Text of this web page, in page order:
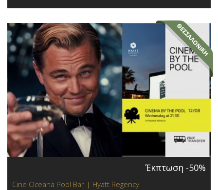
Έκπτωση -50%
Cine Oceana Pool Bar | Hyatt Regency